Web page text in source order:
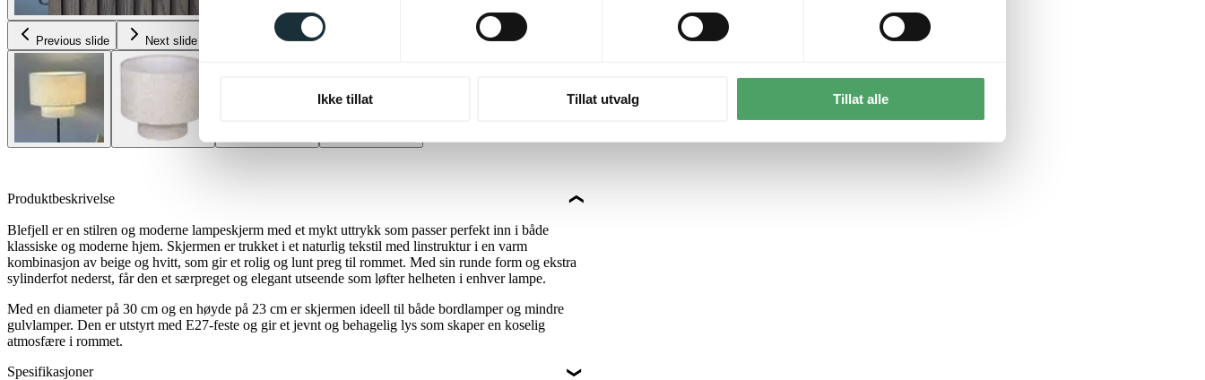
Ikke tillat Tillat utvalg Tillat alle
Previous slide Next slide
Produktbeskrivelse
Blefjell er en stilren og moderne lampeskjerm med et mykt uttrykk som passer perfekt inn i både
klassiske og moderne hjem. Skjermen er trukket i et naturlig tekstil med linstruktur i en varm
kombinasjon av beige og hvitt, som gir et rolig og lunt preg til rommet. Med sin runde form og ekstra
sylinderfot nederst, får den et særpreget og elegant utseende som løfter helheten i enhver lampe.
Med en diameter på 30 cm og en høyde på 23 cm er skjermen ideell til både bordlamper og mindre
gulvlamper. Den er utstyrt med E27-feste og gir et jevnt og behagelig lys som skaper en koselig
atmosfære i rommet.
Spesifikasjoner